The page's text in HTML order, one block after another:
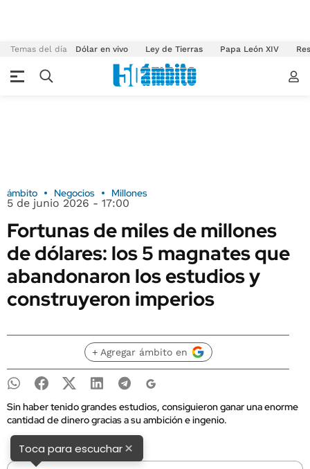
Temas del día Dólar en vivo Ley de Tierras Papa León XIV
ámbito Negocios Millones
5 de junio 2026 - 17:00
Fortunas de miles de millones
de dólares: los 5 magnates que
abandonaron los estudios y
construyeron imperios
+ Agregar ámbito en
Sin haber tenido grandes estudios, consiguieron ganar una enorme
cantidad de dinero gracias a su ambición e ingenio.
Toca para escuchar×